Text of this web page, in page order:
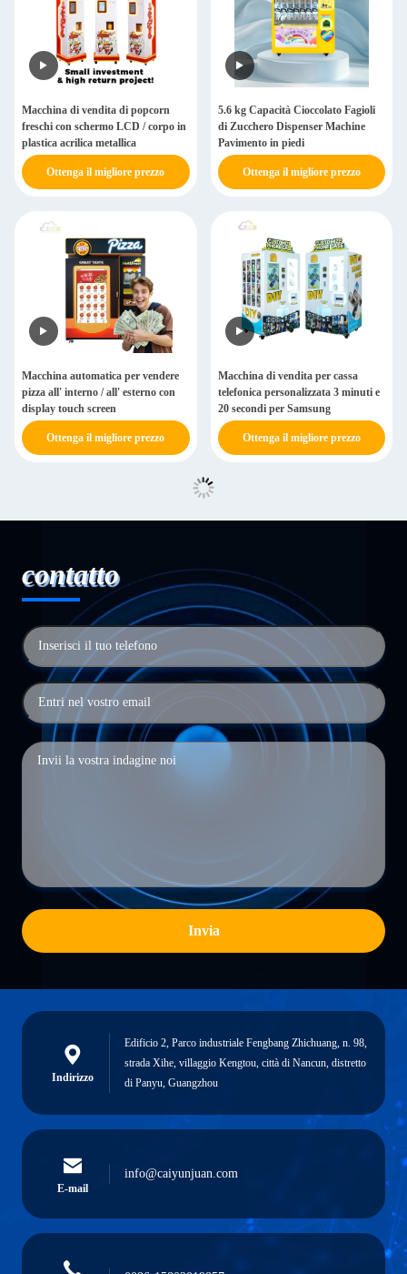
Macchina di vendita di popcorn
freschi con schermo LCD / corpo in
plastica acrilica metallica
Ottenga il migliore prezzo
5.6 kg Capacità Cioccolato Fagioli
di Zucchero Dispenser Machine
Pavimento in piedi
Ottenga il migliore prezzo
Macchina automatica per vendere
pizza all' interno / all' esterno con
display touch screen
Ottenga il migliore prezzo
Macchina di vendita per cassa
telefonica personalizzata 3 minuti e
20 secondi per Samsung
Ottenga il migliore prezzo
contatto
Invia
Indirizzo
Edificio 2, Parco industriale Fengbang Zhichuang, n. 98,
strada Xihe, villaggio Kengtou, città di Nancun, distretto
di Panyu, Guangzhou
E-mail
info@caiyunjuan.com